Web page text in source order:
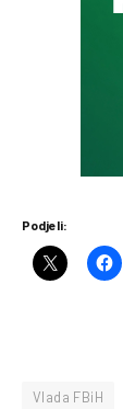
Podjeli:
Vlada FBiH